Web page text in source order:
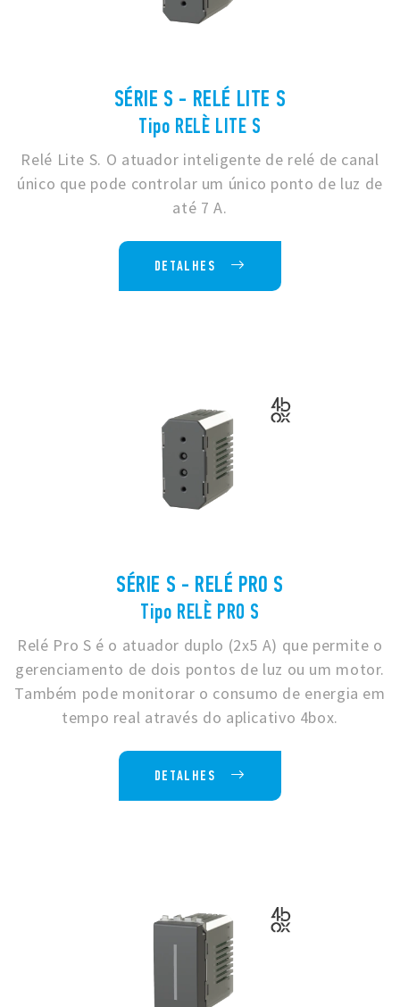
SÉRIE S - RELÉ LITE S
Tipo RELÈ LITE S
Relé Lite S. O atuador inteligente de relé de canal
único que pode controlar um único ponto de luz de
até 7 A.
DETALHES
SÉRIE S - RELÉ PRO S
Tipo RELÈ PRO S
Relé Pro S é o atuador duplo (2x5 A) que permite o
gerenciamento de dois pontos de luz ou um motor.
Também pode monitorar o consumo de energia em
tempo real através do aplicativo 4box.
DETALHES